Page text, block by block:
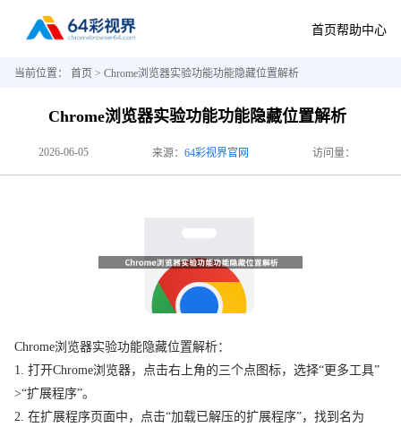
首页帮助中心
当前位置： 首页 > Chrome浏览器实验功能功能隐藏位置解析
Chrome浏览器实验功能功能隐藏位置解析
2026-06-05 来源： 64彩视界官网 访问量：
Chrome浏览器实验功能隐藏位置解析：
1. 打开Chrome浏览器，点击右上角的三个点图标，选择“更多工具”
>“扩展程序”。
2. 在扩展程序页面中，点击“加载已解压的扩展程序”，找到名为